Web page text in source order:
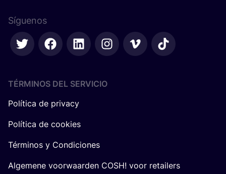
Síguenos
TÉRMINOS DEL SERVICIO
Política de privacy
Política de cookies
Términos y Condiciones
Algemene voorwaarden COSH! voor retailers